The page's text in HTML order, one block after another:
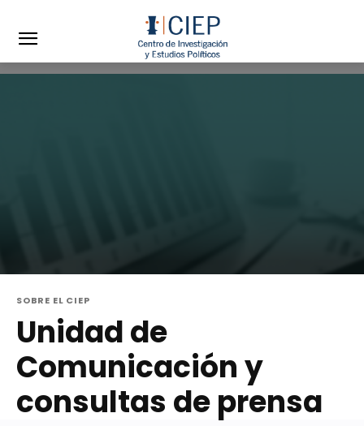
SOBRE EL CIEP
Unidad de
Comunicación y
consultas de prensa